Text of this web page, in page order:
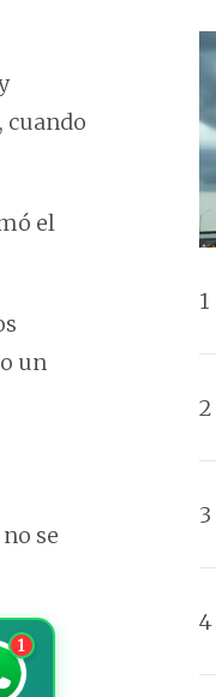
, cuando
el
un
se
1